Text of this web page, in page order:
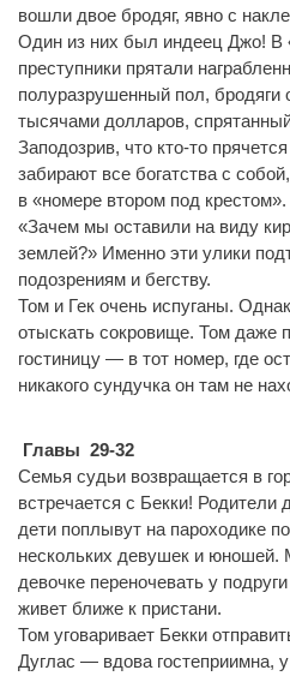
вошли двое бродяг, явно с
Один из них был индеец Джо! В
преступники прятали
полуразрушенный пол, бродяги
тысячами долларов,
Заподозрив, что кто-то
забирают все богатства с
в «номере втором под
«Зачем мы оставили на виду
землей?» Именно эти улики
подозрениям и бегству.
Том и Гек очень испуганы.
отыскать сокровище. Том даже
гостиницу — в тот номер, где
никакого сундучка он там не
Главы 29-32
Семья судьи возвращается в
встречается с Бекки! Родители
дети поплывут на пароходике
нескольких девушек и юношей.
девочке переночевать у
живет ближе к пристани.
Том уговаривает Бекки
Дуглас — вдова гостеприимна, у